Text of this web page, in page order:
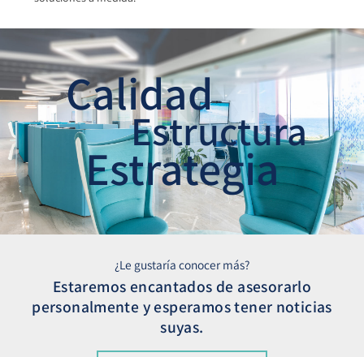
Calidad
Estructura
Estrategia
¿Le gustaría conocer más?
Estaremos encantados de asesorarlo
personalmente y esperamos tener noticias
suyas.